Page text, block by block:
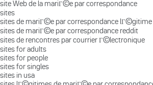
site Web de la mariГ©e par correspondance
sites
sites de mariГ©e par correspondance
sites de mariГ©e par correspondance reddit
sites de rencontres par courrier Г©lectronique
sites for adults
sites for people
sites for singles
sites in usa